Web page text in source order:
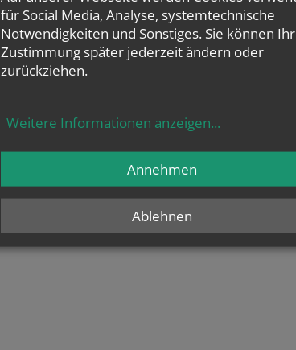
teilen tweet
für Social Media, Analyse, systemtechnische
Notwendigkeiten und Sonstiges. Sie können
Zustimmung später jederzeit ändern oder
zurückziehen.
Weitere Informationen anzeigen...
Ablehnen
Annehmen